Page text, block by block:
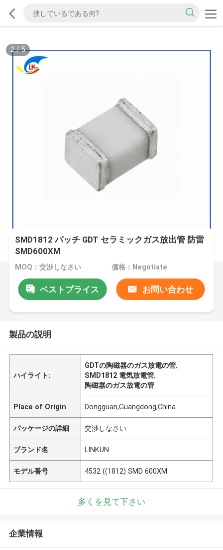
2/5
SMD1812 パッチ GDT セラミックガス放出管 防雷
SMD600XM
MOQ：交渉しなさい 価格：Negotiate
ベストプライス お問い合わせ
製品の説明
ハイライト:
GDTの陶磁器のガス放電の管,
SMD1812 電気放電管,
陶磁器のガス放電の管
Place of Origin Dongguan,Guangdong,China
パッケージの詳細 交渉しなさい
ブランド名 LINKUN
モデル番号 4532 ((1812) SMD 600XM
多くを見て下さい
企業情報